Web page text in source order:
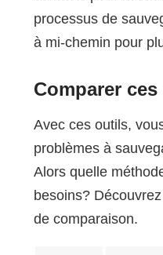
processus de
à mi-chemin pour
Comparer
Avec ces outils,
problèmes à
Alors quelle
besoins?
de comparaison.